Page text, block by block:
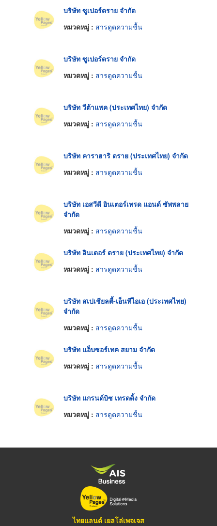
บริษัท ซูเปอร์ดราย จำกัด
หมวดหมู่ : สารดูดความชื้น
บริษัท ซูเปอร์ดราย จำกัด
หมวดหมู่ : สารดูดความชื้น
บริษัท วีต้าแพค (ประเทศไทย) จำกัด
หมวดหมู่ : สารดูดความชื้น
บริษัท คาราฮาริ ดราย (ประเทศไทย) จำกัด
หมวดหมู่ : สารดูดความชื้น
บริษัท เอสวีดี อินเตอร์เทรด แอนด์ ซัพพลาย
จำกัด
หมวดหมู่ : สารดูดความชื้น
บริษัท อินเตอร์ ดราย (ประเทศไทย) จำกัด
หมวดหมู่ : สารดูดความชื้น
บริษัท สเปเชียลตี้-เอ็นทีไอเอ (ประเทศไทย)
จำกัด
หมวดหมู่ : สารดูดความชื้น
บริษัท แอ็บซอร์เทค สยาม จำกัด
หมวดหมู่ : สารดูดความชื้น
บริษัท แกรนด์บิซ เทรดดิ้ง จำกัด
หมวดหมู่ : สารดูดความชื้น
ไทยแลนด์ เยลโล่เพจเจส